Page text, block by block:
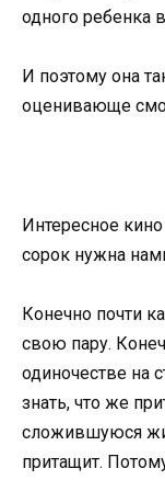
одного ребенка
И поэтому она
оценивающе
Интересное
сорок нужна
Конечно почти
свою пару.
одиночестве на
знать, что же
сложившуюся
притащит.